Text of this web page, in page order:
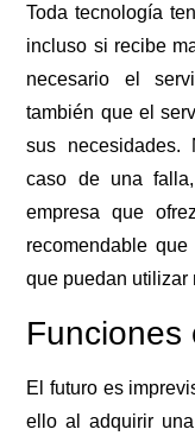
Toda tecnología
incluso si recibe
necesario el
también que el
sus necesidades.
caso de una
empresa que
recomendable
que puedan utilizar
Funciones
El futuro es
ello al adquirir